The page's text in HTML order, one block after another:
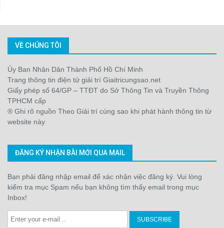
VỀ CHÚNG TÔI
Ủy Ban Nhân Dân Thành Phố Hồ Chí Minh
Trang thông tin điện tử giải trí Giaitricungsao.net
Giấy phép số 64/GP – TTĐT do Sở Thông Tin và Truyền Thông
TPHCM cấp
® Ghi rõ nguồn Theo Giải trí cùng sao khi phát hành thông tin từ
website này
ĐĂNG KÝ NHẬN BÀI MỚI QUA MAIL
Bạn phải đăng nhập email để xác nhận việc đăng ký. Vui lòng
kiểm tra mục Spam nếu bạn không tìm thấy email trong mục
Inbox!